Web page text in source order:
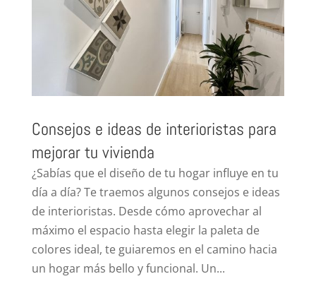
Consejos e ideas de interioristas para
mejorar tu vivienda
¿Sabías que el diseño de tu hogar influye en tu
día a día? Te traemos algunos consejos e ideas
de interioristas. Desde cómo aprovechar al
máximo el espacio hasta elegir la paleta de
colores ideal, te guiaremos en el camino hacia
un hogar más bello y funcional. Un...